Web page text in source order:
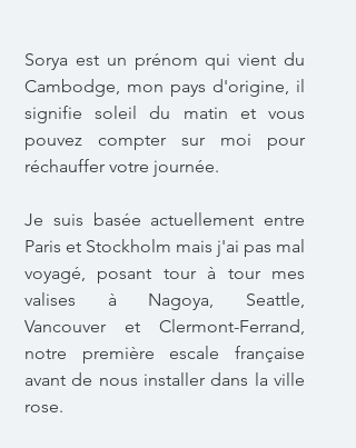
Sorya est un prénom qui vient du
Cambodge, mon pays d'origine, il
signifie soleil du matin et vous
pouvez compter sur moi pour
réchauffer votre journée.
Je suis basée actuellement entre
Paris et Stockholm mais j'ai pas mal
voyagé, posant tour à tour mes
valises à Nagoya, Seattle,
Vancouver et Clermont-Ferrand,
notre première escale française
avant de nous installer dans la ville
rose.